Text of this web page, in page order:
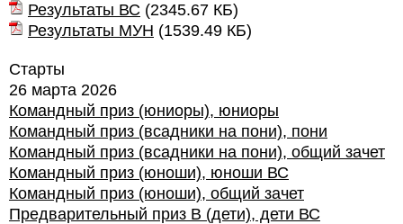
Результаты ВС (2345.67 КБ)
Результаты МУН (1539.49 КБ)
Старты
26 марта 2026
Командный приз (юниоры), юниоры
Командный приз (всадники на пони), пони
Командный приз (всадники на пони), общий зачет
Командный приз (юноши), юноши ВС
Командный приз (юноши), общий зачет
Предварительный приз В (дети), дети ВС